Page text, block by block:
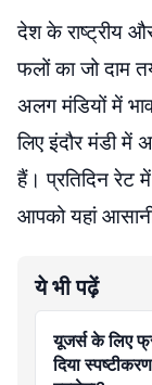
देश के राष्ट्रीय
फलों का जो दाम
अलग मंडियों में
लिए इंदौर मंडी
हैं। प्रतिदिन रेट
आपको यहां
ये भी पढ़ें
यूजर्स के लिए
दिया